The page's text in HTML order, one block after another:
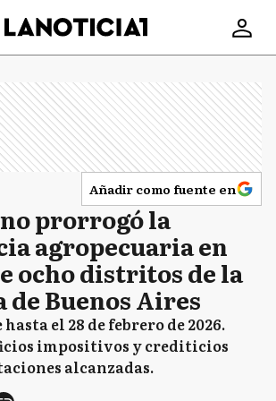
Añadir como fuente en
prorrogó la
agropecuaria en
ocho distritos de la
Buenos Aires
el 28 de febrero de 2026.
impositivos y crediticios
alcanzadas.